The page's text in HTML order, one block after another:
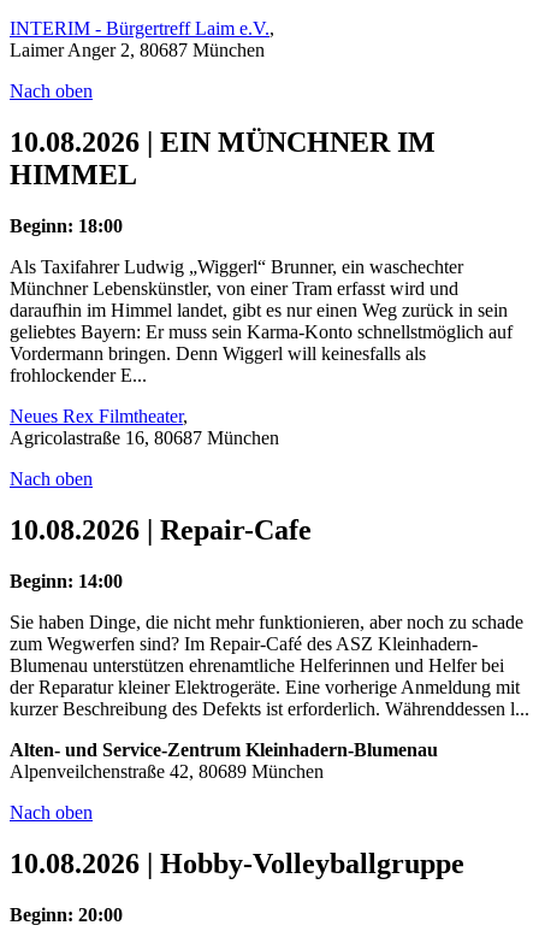
INTERIM - Bürgertreff Laim e.V.,
Laimer Anger 2, 80687 München
Nach oben
10.08.2026 | EIN MÜNCHNER IM
HIMMEL
Beginn: 18:00
Als Taxifahrer Ludwig „Wiggerl“ Brunner, ein waschechter
Münchner Lebenskünstler, von einer Tram erfasst wird und
daraufhin im Himmel landet, gibt es nur einen Weg zurück in sein
geliebtes Bayern: Er muss sein Karma-Konto schnellstmöglich auf
Vordermann bringen. Denn Wiggerl will keinesfalls als
frohlockender E...
Neues Rex Filmtheater,
Agricolastraße 16, 80687 München
Nach oben
10.08.2026 | Repair-Cafe
Beginn: 14:00
Sie haben Dinge, die nicht mehr funktionieren, aber noch zu schade
zum Wegwerfen sind? Im Repair-Café des ASZ Kleinhadern-
Blumenau unterstützen ehrenamtliche Helferinnen und Helfer bei
der Reparatur kleiner Elektrogeräte. Eine vorherige Anmeldung mit
kurzer Beschreibung des Defekts ist erforderlich. Währenddessen l...
Alten- und Service-Zentrum Kleinhadern-Blumenau
Alpenveilchenstraße 42, 80689 München
Nach oben
10.08.2026 | Hobby-Volleyballgruppe
Beginn: 20:00